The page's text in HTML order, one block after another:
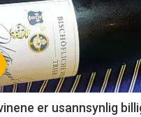
er usannsynlig